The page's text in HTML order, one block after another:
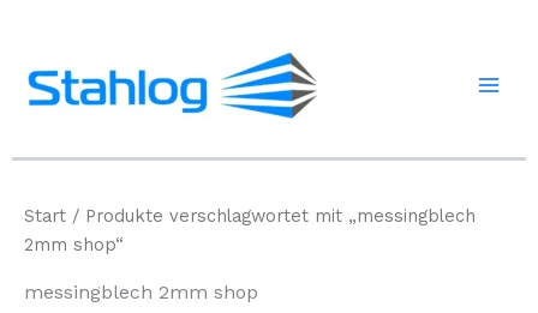
springen
Start / Produkte verschlagwortet mit „messingblech
2mm shop“
messingblech 2mm shop